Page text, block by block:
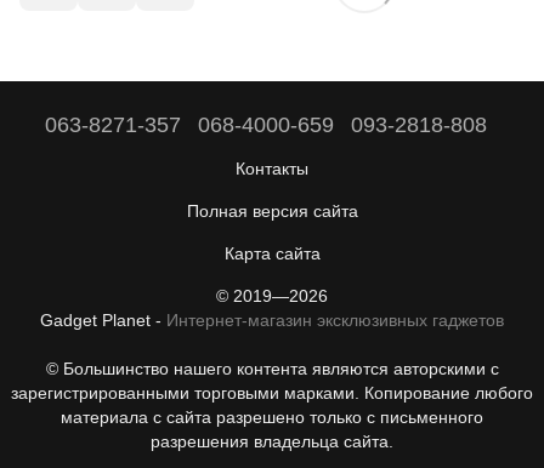
063-8271-357 068-4000-659 093-2818-808
Контакты
Полная версия сайта
Карта сайта
© 2019—2026
Gadget Planet - Интернет-магазин эксклюзивных гаджетов
© Большинство нашего контента являются авторскими с
зарегистрированными торговыми марками. Копирование любого
материала с сайта разрешено только с письменного
разрешения владельца сайта.